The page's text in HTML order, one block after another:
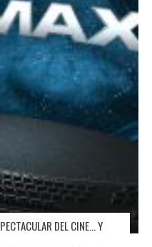
DEL CINE… Y